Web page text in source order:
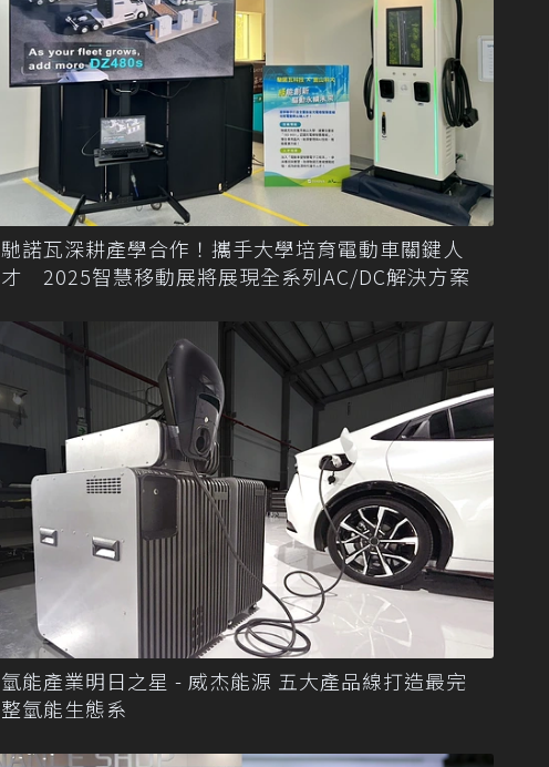
馳諾瓦深耕產學合作！攜手大學培育電動車關鍵人
才 2025智慧移動展將展現全系列AC/DC解決方案
氫能產業明日之星 - 威杰能源 五大產品線打造最完
整氫能生態系